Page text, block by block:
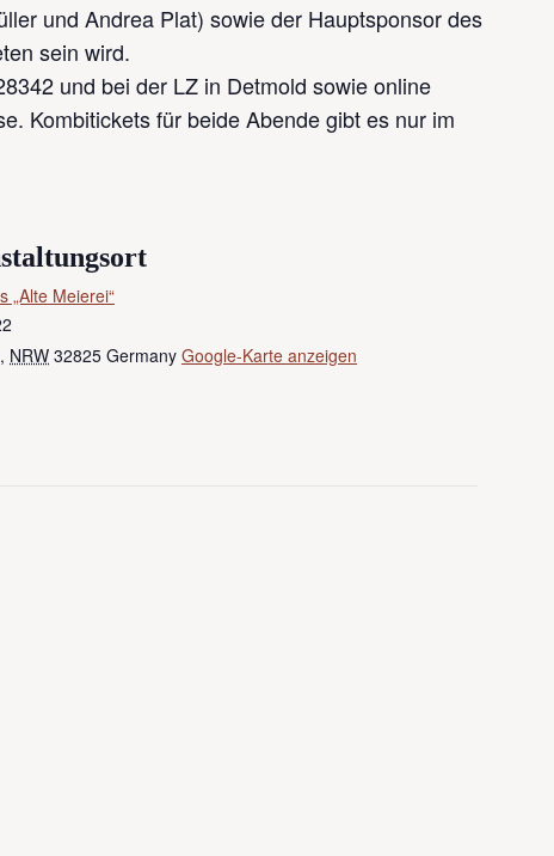
und Andrea Plat) sowie der Hauptsponsor des
sein wird.
und bei der LZ in Detmold sowie online
Kombitickets für beide Abende gibt es nur im
„Alte Meierei“
, NRW 32825 Germany Google-Karte anzeigen